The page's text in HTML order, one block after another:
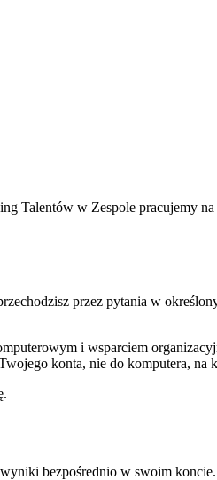
Talentów w Zespole pracujemy
przez pytania w
i wsparciem
konta, nie do komputera, na
bezpośrednio w swoim koncie.